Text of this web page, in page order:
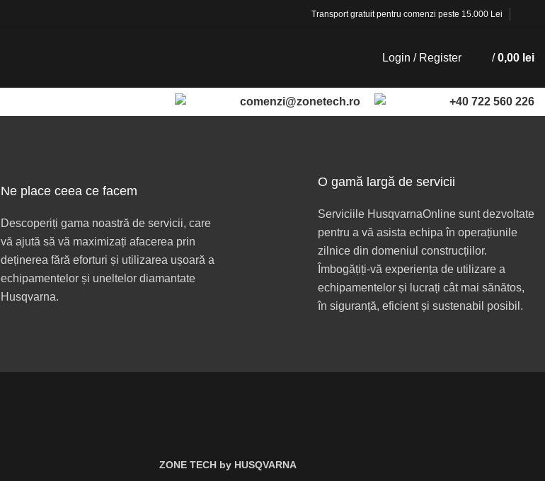
Transport gratuit pentru comenzi peste 15.000 Lei
Login / Register / 0,00 lei
comenzi@zonetech.ro +40 722 560 226
Ne place ceea ce facem
Descoperiți gama noastră de servicii, care
vă ajută să vă maximizați afacerea prin
deținerea fără eforturi și utilizarea ușoară a
echipamentelor și uneltelor diamantate
Husqvarna.
O gamă largă de servicii
Serviciile HusqvarnaOnline sunt dezvoltate
pentru a vă asista echipa în operațiunile
zilnice din domeniul construcțiilor.
Îmbogățiți-vă experiența de utilizare a
echipamentelor și lucrați cât mai sănătos,
în siguranță, eficient și sustenabil posibil.
ZONE TECH by HUSQVARNA